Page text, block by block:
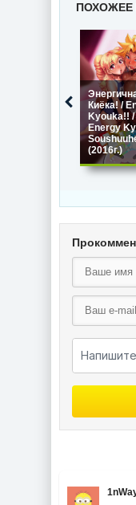
ПОХОЖЕЕ
Киёка! /
Kyouka!! /
Energy
(2016г.)